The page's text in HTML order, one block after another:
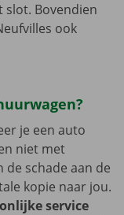
slot. Bovendien
ook
je een auto
niet met
de schade aan de
kopie naar jou.
service